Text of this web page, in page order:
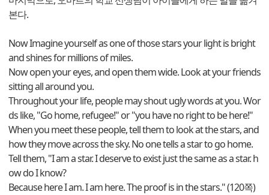
본다.
Now Imagine yourself as one of those stars your light is bright
and shines for millions of miles.
Now open your eyes, and open them wide. Look at your friends
sitting all around you.
Throughout your life, people may shout ugly words at you. Wor
ds like, "Go home, refugee!" or "you have no right to be here!"
When you meet these people, tell them to look at the stars, and
how they move across the sky. No one tells a star to go home.
Tell them, "I am a star. I deserve to exist just the same as a star. h
ow do I know?
Because here I am. I am here. The proof is in the stars." (120쪽)